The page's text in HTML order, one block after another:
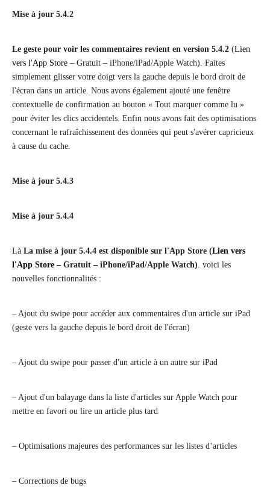
Mise à jour 5.4.2
Le geste pour voir les commentaires revient en version 5.4.2 (Lien
vers l'App Store – Gratuit – iPhone/iPad/Apple Watch). Faites
simplement glisser votre doigt vers la gauche depuis le bord droit de
l'écran dans un article. Nous avons également ajouté une fenêtre
contextuelle de confirmation au bouton « Tout marquer comme lu »
pour éviter les clics accidentels. Enfin nous avons fait des optimisations
concernant le rafraîchissement des données qui peut s'avérer capricieux
à cause du cache.
Mise à jour 5.4.3
Mise à jour 5.4.4
Là La mise à jour 5.4.4 est disponible sur l'App Store (Lien vers
l'App Store – Gratuit – iPhone/iPad/Apple Watch) . voici les
nouvelles fonctionnalités :
– Ajout du swipe pour accéder aux commentaires d'un article sur iPad
(geste vers la gauche depuis le bord droit de l'écran)
– Ajout du swipe pour passer d'un article à un autre sur iPad
– Ajout d'un balayage dans la liste d'articles sur Apple Watch pour
mettre en favori ou lire un article plus tard
– Optimisations majeures des performances sur les listes d’articles
– Corrections de bugs